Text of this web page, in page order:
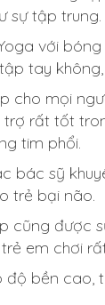
sự tập trung.
với
tay
cho mọi
trợ rất tốt
tim phổi.
bác sỹ
trẻ bại não.
cũng được
em chơi
độ bền cao,